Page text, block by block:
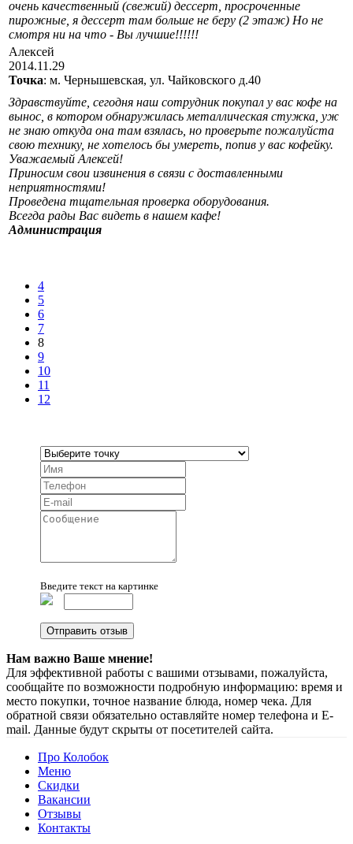
очень качественный (свежий) дессерт, просроченные
пирожные, я дессерт там больше не беру (2 этаж) Но не
смотря ни на что - Вы лучшие!!!!!!
Алексей
2014.11.29
Точка: м. Чернышевская, ул. Чайковского д.40
Здравствуйте, сегодня наш сотрудник покупал у вас кофе на
вынос, в котором обнаружилась металлическая стужка, уж
не знаю откуда она там взялась, но проверьте пожалуйста
свою технику, не хотелось бы умереть, попив у вас кофейку.
Уважаемый Алексей!
Приносим свои извинения в связи с доставленными
неприятностями!
Проведена тщательная проверка оборудования.
Всегда рады Вас видеть в нашем кафе!
Администрация
4
5
6
7
8
9
10
11
12
Введите текст на картинке
Нам важно Ваше мнение!
Для эффективной работы с вашими отзывами, пожалуйста,
сообщайте по возможности подробную информацию: время и
место покупки, точное название блюда, номер чека. Для
обратной связи обязательно оставляйте номер телефона и E-
mail. Данные будут скрыты от посетителей сайта.
Про Колобок
Меню
Скидки
Вакансии
Отзывы
Контакты